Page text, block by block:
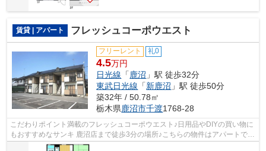
賃貸 | アパート フレッシュコーポウエスト
フリーレント 礼0
4.5万円
日光線 「 鹿沼 」駅 徒歩32分
東武日光線 「新鹿沼 」駅 徒歩50分
築32年 / 50.78㎡
栃木県鹿沼市千渡1768-28
こだわりポイント満載のフレッシュコーポウエスト♪日用品やDIYの買い物に
もおすすめなサンキ 鹿沼店まで徒歩3分の場所♪こちらの物件はアパートです
♪日差しが入る物件は毎日を快適に過...